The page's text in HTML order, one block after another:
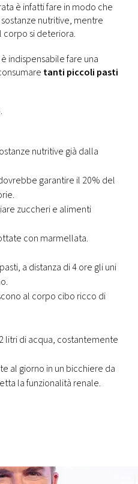
è infatti fare in modo che
nutritive, mentre
si deteriora.
indispensabile fare una
tanti piccoli pasti
nutritive già dalla
garantire il 20% del
zuccheri e alimenti
con marmellata.
a distanza di 4 ore gli uni
al corpo cibo ricco di
litri di acqua, costantemente
al giorno in un bicchiere da
la funzionalità renale.